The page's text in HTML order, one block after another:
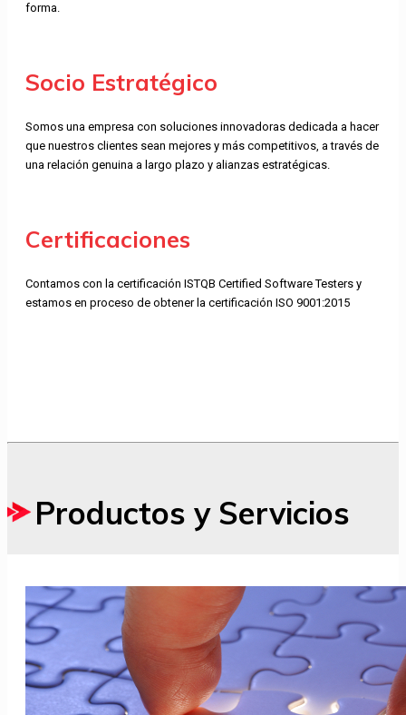
forma.
Socio Estratégico
Somos una empresa con soluciones innovadoras dedicada a hacer
que nuestros clientes sean mejores y más competitivos, a través de
una relación genuina a largo plazo y alianzas estratégicas.
Certificaciones
Contamos con la certificación ISTQB Certified Software Testers y
estamos en proceso de obtener la certificación ISO 9001:2015
Productos y Servicios